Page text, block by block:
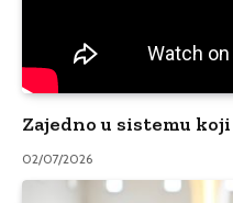
Zajedno u sistemu
02/07/2026